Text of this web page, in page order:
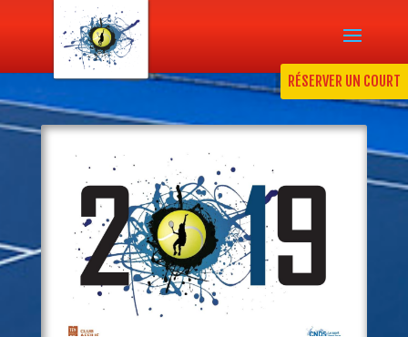
RÉSERVER UN COURT